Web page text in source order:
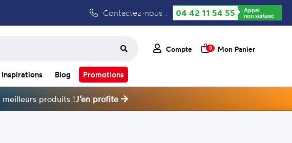
Contactez-nous : 04 42 11 54 55 Appel
non surtaxé
Compte 0 Mon Panier
Inspirations Blog Promotions
meilleurs produits !J’en profite